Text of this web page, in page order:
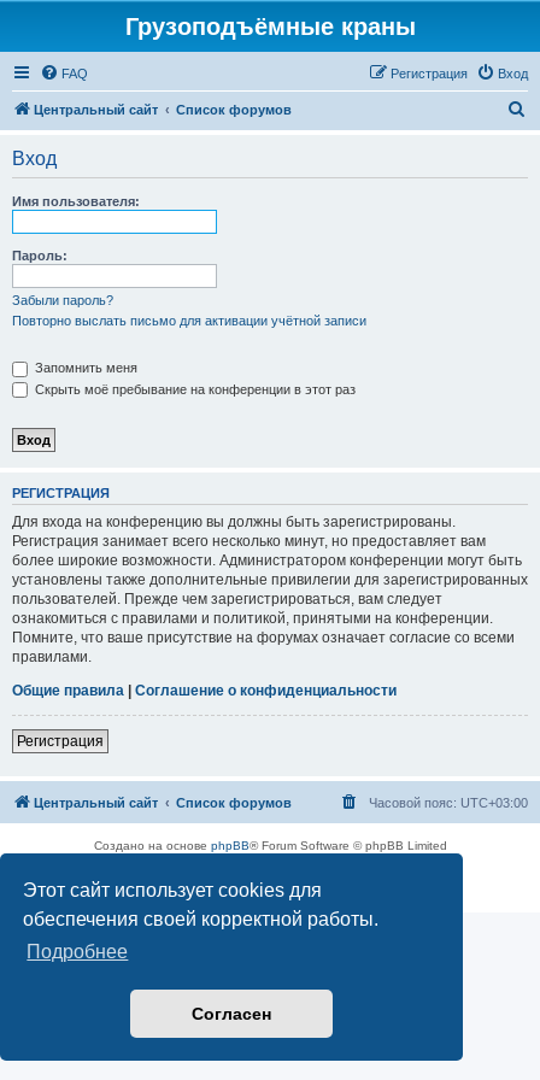
Этот сайт использует cookies для
обеспечения своей корректной работы.
Подробнее
Согласен
Грузоподъёмные краны
FAQ Вход
Регистрация
Центральный сайт Список форумов
Вход
Имя пользователя:
Пароль:
Забыли пароль?
Повторно выслать письмо для активации учётной записи
Запомнить меня
Скрыть моё пребывание на конференции в этот раз
РЕГИСТРАЦИЯ
Для входа на конференцию вы должны быть зарегистрированы.
Регистрация занимает всего несколько минут, но предоставляет вам
более широкие возможности. Администратором конференции могут быть
установлены также дополнительные привилегии для зарегистрированных
пользователей. Прежде чем зарегистрироваться, вам следует
ознакомиться с правилами и политикой, принятыми на конференции.
Помните, что ваше присутствие на форумах означает согласие со всеми
правилами.
Общие правила | Соглашение о конфиденциальности
Регистрация
Центральный сайт Список форумов Часовой пояс: UTC+03:00
Создано на основе phpBB® Forum Software © phpBB Limited
Конфиденциальность|Правила